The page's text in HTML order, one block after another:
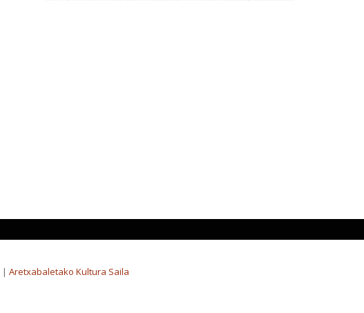
| Aretxabaletako Kultura Saila